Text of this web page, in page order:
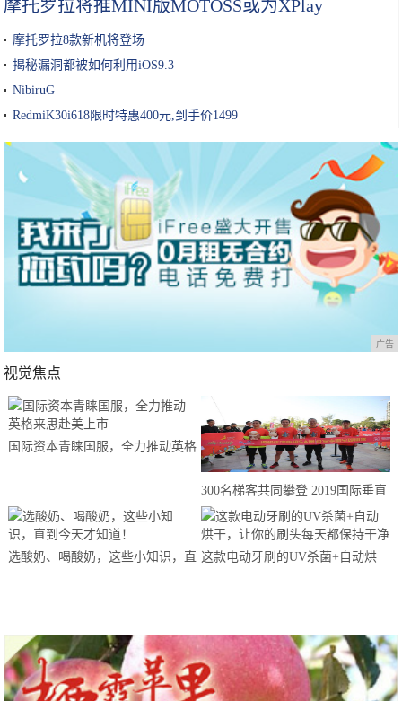
摩托罗拉将推MINI版MOTOSS或为XPlay
摩托罗拉8款新机将登场
揭秘漏洞都被如何利用iOS9.3
NibiruG
RedmiK30i618限时特惠400元,到手价1499
广告
视觉焦点
国际资本青睐国服，全力推动英格
300名梯客共同攀登 2019国际垂直
马拉松超级精英赛顺德海骏达中心
站欢乐开跑
选酸奶、喝酸奶，这些小知识，直 这款电动牙刷的UV杀菌+自动烘